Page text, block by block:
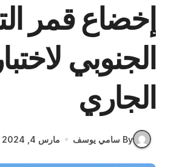
إخضاع قمر
الجنوبي
الجاري
By سامي يوسف مارس 4, 2024